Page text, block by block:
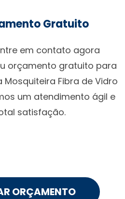
Gratuito
em contato agora
orçamento gratuito para
Fibra de Vidro
um atendimento ágil e
satisfação.
ORÇAMENTO